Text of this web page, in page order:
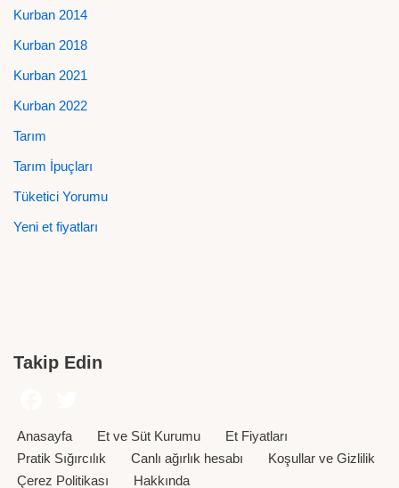
Kurban 2014
Kurban 2018
Kurban 2021
Kurban 2022
Tarım
Tarım İpuçları
Tüketici Yorumu
Yeni et fiyatları
Takip Edin
Anasayfa Et ve Süt Kurumu
Et Fiyatları
Pratik Sığırcılık
Canlı ağırlık hesabı
Koşullar ve Gizlilik
Çerez Politikası
Hakkında